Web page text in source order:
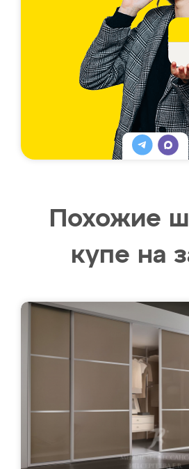
Похожие
купе на